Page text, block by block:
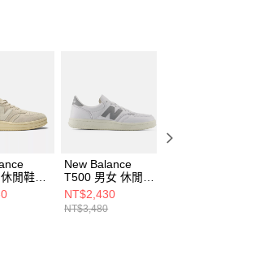
止該用戶之使用額度並採取法律行
閒鞋
D
New Balance
T500 男女 休閒鞋
U5006OR-D
NT$2,430
NT$3,480